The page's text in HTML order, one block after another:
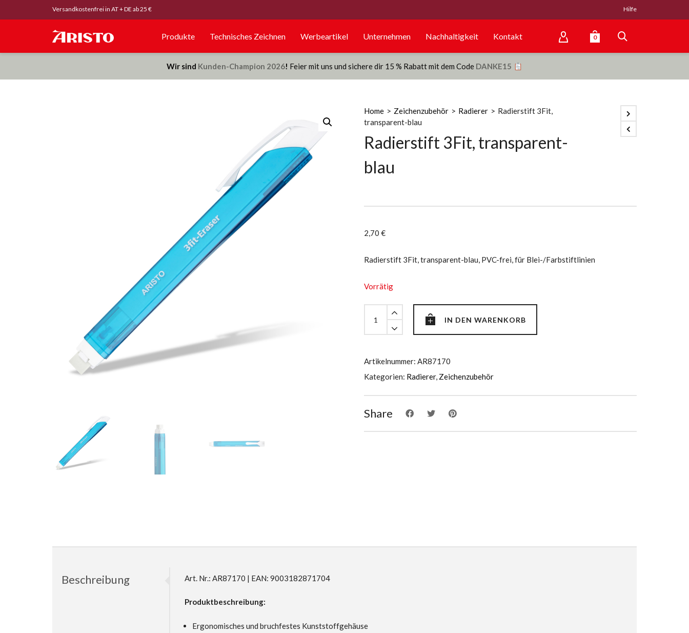
Versandkostenfrei in AT + DE ab 25 € Hilfe
Produkte Technisches Zeichnen Werbeartikel Unternehmen Nachhaltigkeit Kontakt 0
Wir sind Kunden-Champion 2026! Feier mit uns und sichere dir 15 % Rabatt mit dem Code DANKE15
Home > Zeichenzubehör > Radierer > Radierstift 3Fit,
transparent-blau
Radierstift 3Fit, transparent-
blau
2,70 €
Radierstift 3Fit, transparent-blau, PVC-frei, für Blei-/Farbstiftlinien
Vorrätig
Radierstift
3Fit,
transparent-
IN DEN WARENKORB
Artikelnummer: AR87170
Kategorien: Radierer, Zeichenzubehör
Share
Beschreibung Art. Nr.: AR87170 | EAN: 9003182871704
Produktbeschreibung:
Ergonomisches und bruchfestes Kunststoffgehäuse